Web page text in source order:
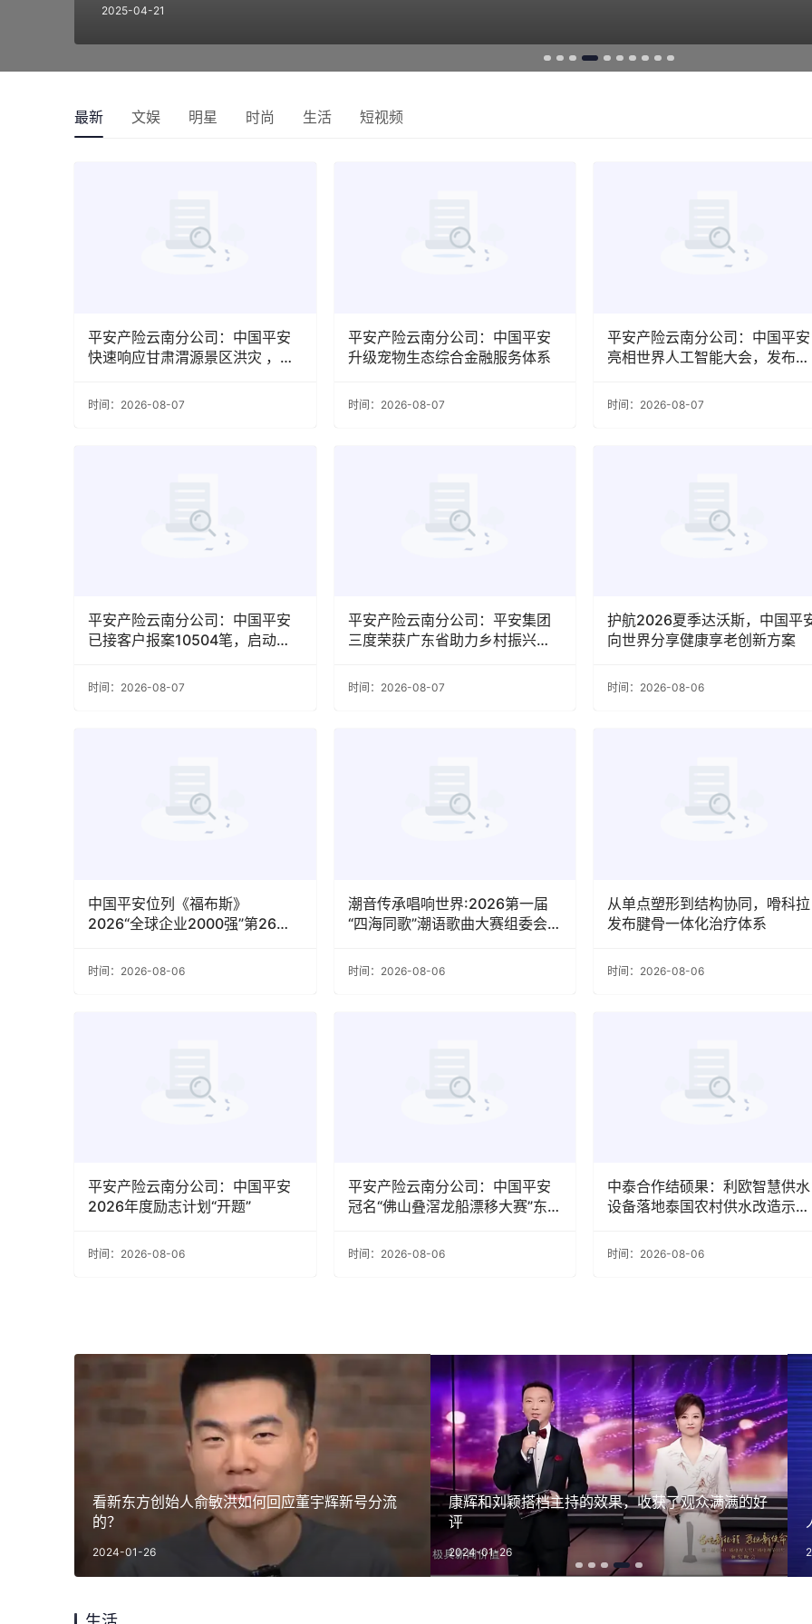
2025-04-21
最新 文娱 明星 时尚 生活 短视频
平安产险云南分公司：中国平安
快速响应甘肃渭源景区洪灾 ，已
时间：2026-08-07
平安产险云南分公司：中国平安
升级宠物生态综合金融服务体系
时间：2026-08-07
平安产险云南分公司：中国平安
亮相世界人工智能大会，发布医
时间：2026-08-07
平安产险云南分公司：中国平安
已接客户报案10504笔，启动全
时间：2026-08-07
平安产险云南分公司：平安集团
三度荣获广东省助力乡村振兴表
时间：2026-08-07
护航2026夏季达沃斯，中国平
向世界分享健康享老创新方案
时间：2026-08-06
中国平安位列《福布斯》
2026“全球企业2000强”第26
时间：2026-08-06
潮音传承唱响世界:2026第一届
“四海同歌”潮语歌曲大赛组委会揭
时间：2026-08-06
从单点塑形到结构协同，嗗科拉
发布腱骨一体化治疗体系
时间：2026-08-06
平安产险云南分公司：中国平安
2026年度励志计划“开题”
时间：2026-08-06
​​​​​​​平安产险云南分公司：中国平安
冠名“佛山叠滘龙船漂移大赛”东胜
时间：2026-08-06
中泰合作结硕果：利欧智慧供水
设备落地泰国农村供水改造示范
时间：2026-08-06
看新东方创始人俞敏洪如何回应董宇辉新号分流
的？
2024-01-26
康辉和刘颖搭档主持的效果，收获了观众满满的好
评
2024-01-26